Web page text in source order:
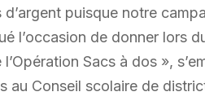
puisque notre
l’occasion de donner lors
Sacs à dos »,
au Conseil scolaire de